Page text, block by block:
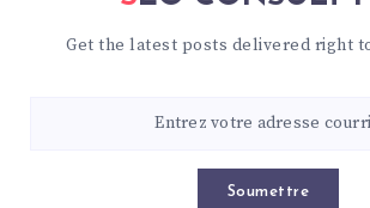
Get the latest posts delivered right
Soumettre